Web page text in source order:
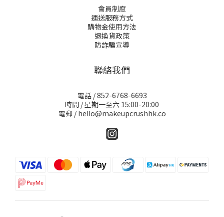
會員制度
運送服務方式
購物金使用方法
退換貨政策
防詐騙宣導
聯絡我們
電話 / 852-6768-6693
時間 / 星期一至六 15:00-20:00
電郵 / hello@makeupcrushhk.co